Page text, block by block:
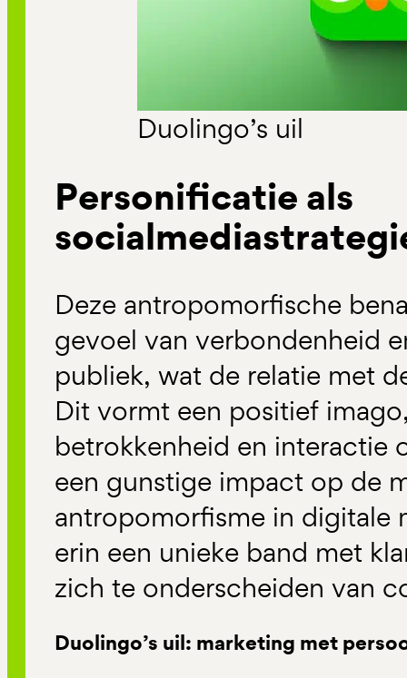
Duolingo’s uil
Personificatie als
Deze antropomorfische
gevoel van verbondenheid
publiek, wat de relatie met
Dit vormt een positief
betrokkenheid en interactie
een gunstige impact op de
antropomorfisme in digitale
erin een unieke band met
zich te onderscheiden van
Duolingo’s uil: marketing met